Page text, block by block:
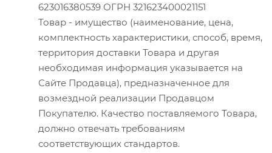
623016380539 ОГРН 321623400021151
Товар - имущество (наименование, цена,
комплектность характеристики, способ, время,
территория доставки Товара и другая
необходимая информация указывается на
Сайте Продавца), предназначенное для
возмездной реализации Продавцом
Покупателю. Качество поставляемого Товара,
должно отвечать требованиям
соответствующих стандартов.